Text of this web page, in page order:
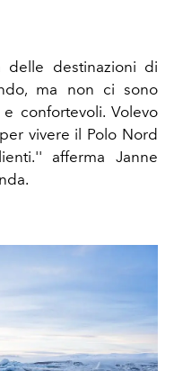
destinazioni di
ma non ci sono
confortevoli. Volevo
vivere il Polo Nord
afferma Janne